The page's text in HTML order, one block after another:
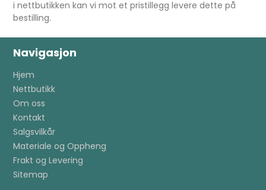
i nettbutikken kan vi mot et pristillegg levere dette på
bestilling.
Navigasjon
Hjem
Nettbutikk
Om oss
Kontakt
Salgsvilkår
Materiale og Oppheng
Frakt og Levering
Sitemap